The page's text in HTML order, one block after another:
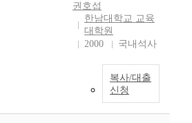
n
권호섭
한남대학교 교육
대학원
2000
국내석사
복사/대출
신청